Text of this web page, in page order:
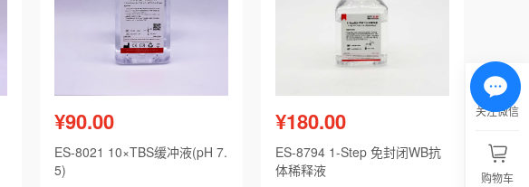
¥90.00
ES-8021 10×TBS缓冲液(pH 7.
5)
¥180.00
ES-8794 1-Step 免封闭WB抗
体稀释液
关注微信
购物车